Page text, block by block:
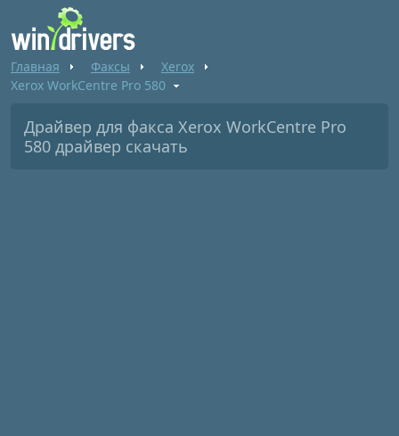
Главная Факсы
Xerox
Xerox WorkCentre Pro 580
Драйвер для факса Xerox WorkCentre Pro
580 драйвер скачать